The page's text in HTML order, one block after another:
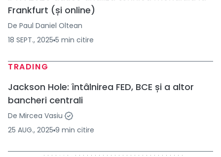
Frankfurt (și online)
De Paul Daniel Oltean
18 SEPT., 2025 5 min citire
TRADING
Jackson Hole: întâlnirea FED, BCE și a altor
bancheri centrali
De Mircea Vasiu
25 AUG., 2025 9 min citire